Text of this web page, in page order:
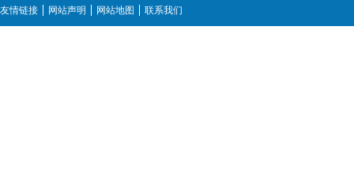
友情链接 网站声明 网站地图 联系我们